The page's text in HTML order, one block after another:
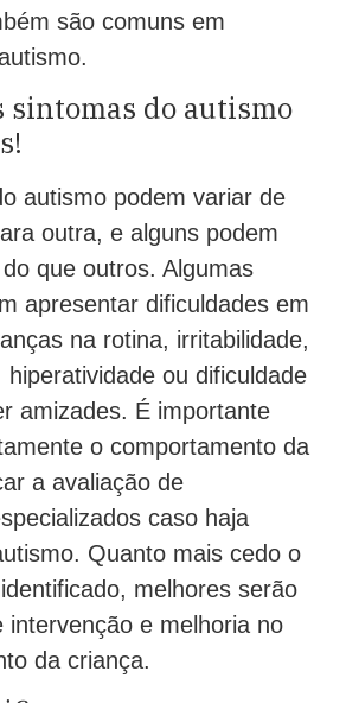
são comuns em
sintomas do autismo
autismo podem variar de
outra, e alguns podem
que outros. Algumas
apresentar dificuldades em
na rotina, irritabilidade,
hiperatividade ou dificuldade
amizades. É importante
o comportamento da
a avaliação de
caso haja
Quanto mais cedo o
melhores serão
intervenção e melhoria no
da criança.